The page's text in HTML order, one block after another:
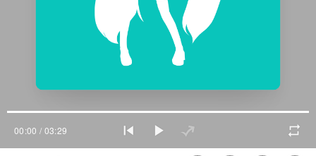
00:00 / 03:29